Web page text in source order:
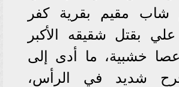
شاب مقيم بقرية كفر
علي بقتل شقيقه الأكبر
خشبية، ما أدى إلى
شديد في الرأس،